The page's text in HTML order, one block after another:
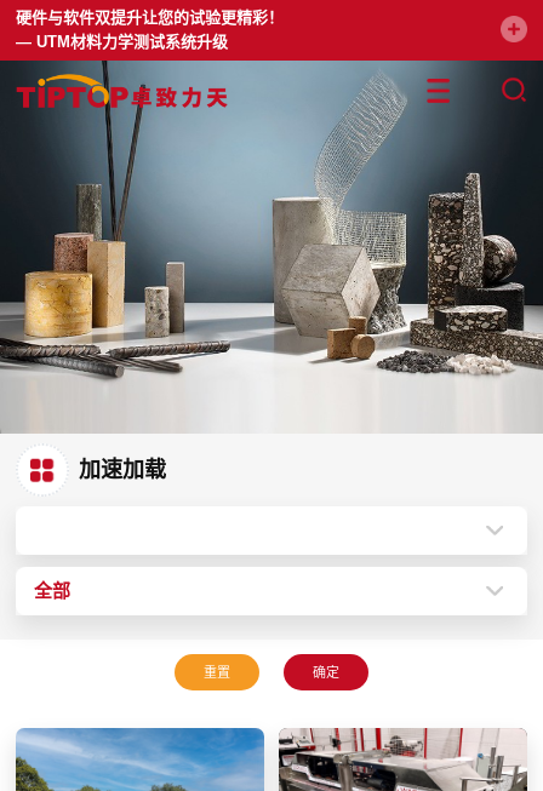
硬件与软件双提升让您的试验更精彩！
— UTM材料力学测试系统升级
加速加载
全部